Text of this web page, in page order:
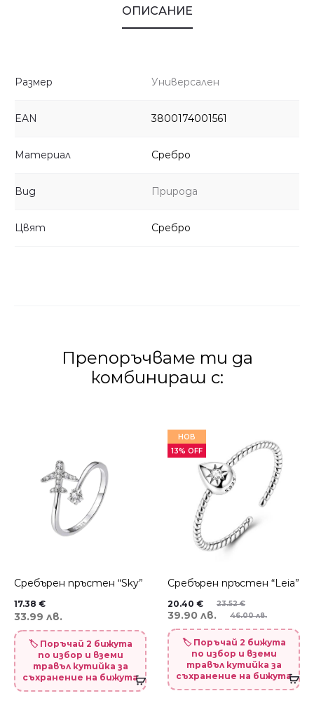
ОПИСАНИЕ
Размер Универсален
EAN 3800174001561
Материал Сребро
Вид Природа
Цвят Сребро
Препоръчваме ти да
комбинираш с:
Сребърен пръстен “Sky”
17.38 €
33.99 лв.
🏷️ Поръчай 2 бижута
по избор и вземи
травъл кутийка за
съхранение на бижута
НОВ
13% OFF
Сребърен пръстен “Leia”
23.52€
20.40 €
46.00 лв.
39.90 лв.
🏷️ Поръчай 2 бижута
по избор и вземи
травъл кутийка за
съхранение на бижута